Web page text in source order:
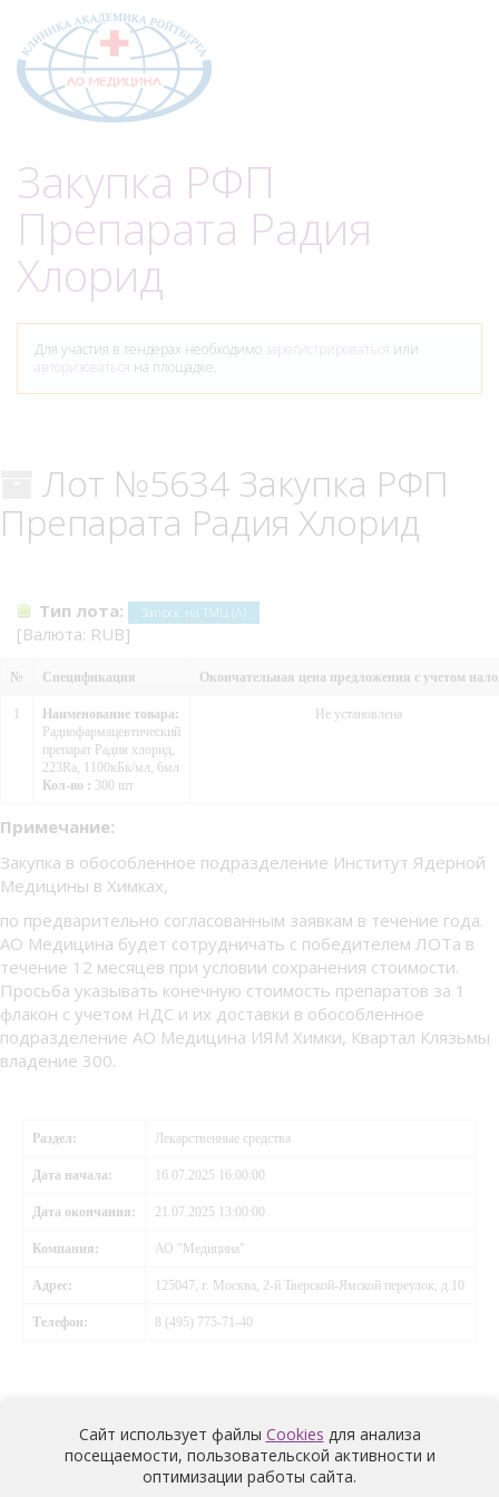
Закупка РФП
Препарата Радия
Хлорид
Для участия в тендерах необходимо зарегистрироваться или
авторизоваться на площадке.
Лот №5634 Закупка РФП
Препарата Радия Хлорид
Тип лота: Запрос на ТМЦ (А)
[Валюта: RUB]
№ Спецификация Окончательная цена предложения с учетом
Наименование товара:
Радиофармацевтический
препарат Радия хлорид,
223Ra, 1100кБк/мл, 6мл
Кол-во : 300 шт
Не установлена
Примечание:
Закупка в обособленное подразделение Институт Ядерной
Медицины в Химках,
по предварительно согласованным заявкам в течение года.
АО Медицина будет сотрудничать с победителем ЛОТа в
течение 12 месяцев при условии сохранения стоимости.
Просьба указывать конечную стоимость препаратов за 1
флакон с учетом НДС и их доставки в обособленное
подразделение АО Медицина ИЯМ Химки, Квартал Клязьмы
владение 300.
Раздел: Лекарственные средства
Дата начала: 16.07.2025 16:00:00
Дата окончания: 21.07.2025 13:00:00
Компания: АО "Медицина"
Адрес: 125047, г. Москва, 2-й Тверской-Ямской переулок, д.10
Телефон: 8 (495) 775-71-40
Сайт использует файлы Cookies для анализа
посещаемости, пользовательской активности и
оптимизации работы сайта.